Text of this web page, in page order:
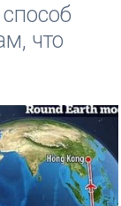
что